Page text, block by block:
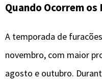
Quando Ocorrem os
A temporada de
novembro, com maior
agosto e outubro.